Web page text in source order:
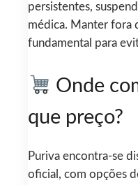
persistentes,
médica. Manter fora
fundamental para
Onde
que preço?
Puriva encontra-se
oficial, com opções